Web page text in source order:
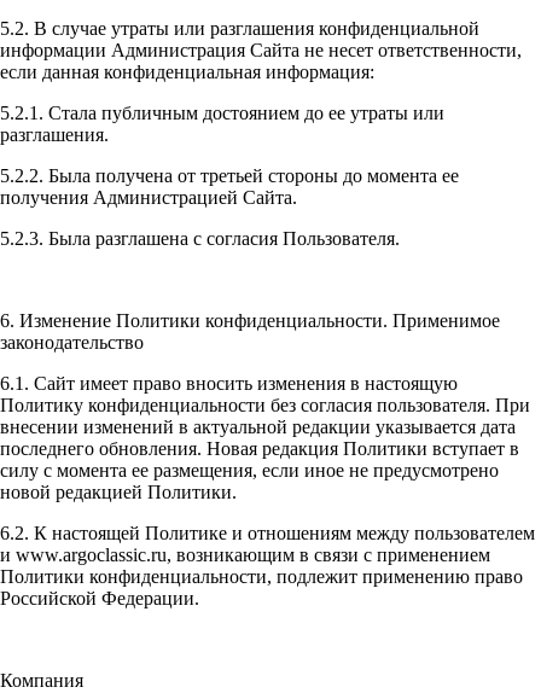
5.2. В случае утраты или разглашения конфиденциальной
информации Администрация Сайта не несет ответственности,
если данная конфиденциальная информация:
5.2.1. Стала публичным достоянием до ее утраты или
разглашения.
5.2.2. Была получена от третьей стороны до момента ее
получения Администрацией Сайта.
5.2.3. Была разглашена с согласия Пользователя.
6. Изменение Политики конфиденциальности. Применимое
законодательство
6.1. Сайт имеет право вносить изменения в настоящую
Политику конфиденциальности без согласия пользователя. При
внесении изменений в актуальной редакции указывается дата
последнего обновления. Новая редакция Политики вступает в
силу с момента ее размещения, если иное не предусмотрено
новой редакцией Политики.
6.2. К настоящей Политике и отношениям между пользователем
и www.argoclassic.ru, возникающим в связи с применением
Политики конфиденциальности, подлежит применению право
Российской Федерации.
Компания